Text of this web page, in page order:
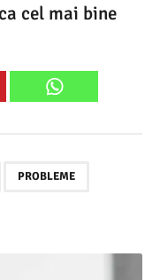
cel mai bine
PROBLEME